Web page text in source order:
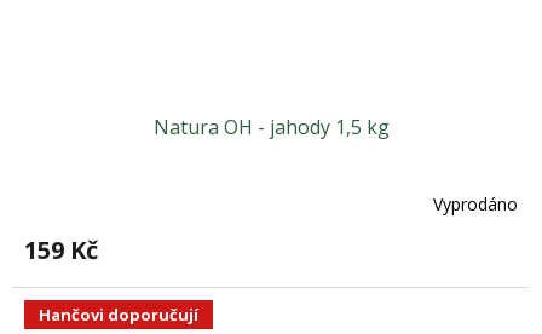
Natura OH - jahody 1,5 kg
Vyprodáno
159 Kč
Hančovi doporučují